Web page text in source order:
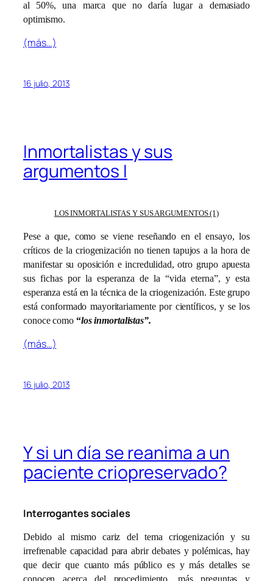
al 50%, una marca que no daría lugar a demasiado
optimismo.
(más…)
16 julio, 2013
Inmortalistas y sus
argumentos I
LOS INMORTALISTAS Y SUS ARGUMENTOS (1)
Pese a que, como se viene reseñando en el ensayo, los
críticos de la criogenización no tienen tapujos a la hora de
manifestar su oposición e incredulidad, otro grupo apuesta
sus fichas por la esperanza de la “vida eterna”, y esta
esperanza está en la técnica de la criogenización. Este grupo
está conformado mayoritariamente por científicos, y se los
conoce como “los inmortalistas”.
(más…)
16 julio, 2013
Y si un día se reanima a un
paciente criopreservado?
Interrogantes sociales
Debido al mismo cariz del tema criogenización y su
irrefrenable capacidad para abrir debates y polémicas, hay
que decir que cuanto más público es y más detalles se